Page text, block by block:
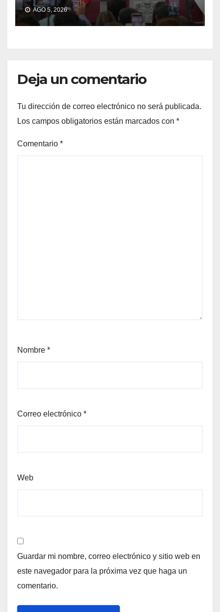
AGO 5, 2026
Deja un comentario
Tu dirección de correo electrónico no será publicada.
Los campos obligatorios están marcados con *
Comentario *
Nombre *
Correo electrónico *
Web
Guardar mi nombre, correo electrónico y sitio web en
este navegador para la próxima vez que haga un
comentario.